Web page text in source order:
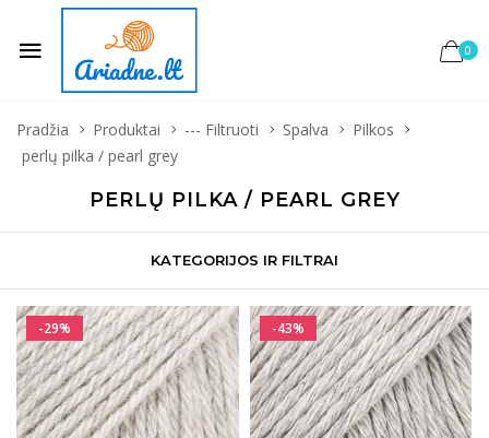
0
Pradžia Produktai --- Filtruoti Spalva
Pilkos
perlų pilka / pearl grey
PERLŲ PILKA / PEARL GREY
KATEGORIJOS IR FILTRAI
-29% -43%